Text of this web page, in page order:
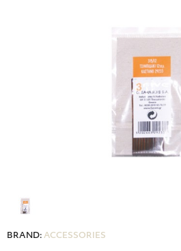
BRAND: ACCESSORIES